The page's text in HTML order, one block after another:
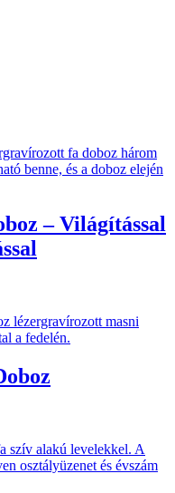
– Világítással